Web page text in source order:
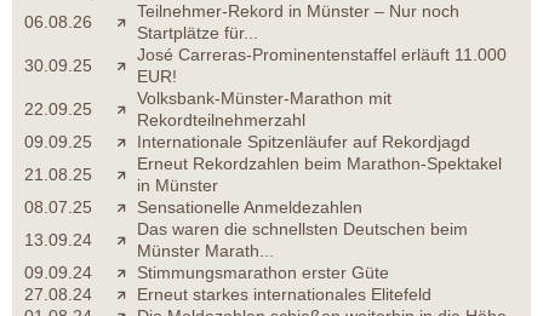
06.08.26
Teilnehmer-Rekord in Münster – Nur noch
Startplätze für...
30.09.25
José Carreras-Prominentenstaffel erläuft 11.000
EUR!
22.09.25
Volksbank-Münster-Marathon mit
Rekordteilnehmerzahl
09.09.25
Internationale Spitzenläufer auf Rekordjagd
21.08.25
Erneut Rekordzahlen beim Marathon-Spektakel
in Münster
08.07.25
Sensationelle Anmeldezahlen
13.09.24
Das waren die schnellsten Deutschen beim
Münster Marath...
09.09.24
Stimmungsmarathon erster Güte
27.08.24
Erneut starkes internationales Elitefeld